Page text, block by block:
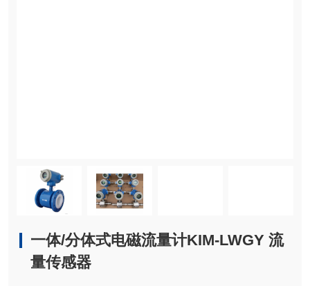
一体/分体式电磁流量计KIM-LWGY 流
量传感器